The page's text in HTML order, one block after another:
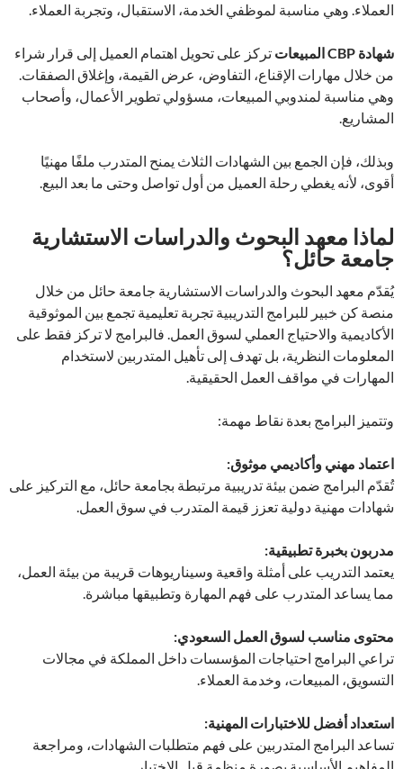
العملاء. وهي مناسبة لموظفي الخدمة، الاستقبال، وتجربة العملاء.
شهادة CBP المبيعات
تركز على تحويل اهتمام العميل إلى قرار شراء
من خلال مهارات الإقناع، التفاوض، عرض القيمة، وإغلاق الصفقات.
وهي مناسبة لمندوبي المبيعات، مسؤولي تطوير الأعمال، وأصحاب
المشاريع.
وبذلك، فإن الجمع بين الشهادات الثلاث يمنح المتدرب ملفًا مهنيًا
أقوى، لأنه يغطي رحلة العميل من أول تواصل وحتى ما بعد البيع.
لماذا معهد البحوث والدراسات الاستشارية
جامعة حائل؟
يُقدّم معهد البحوث والدراسات الاستشارية جامعة حائل من خلال
منصة كن خبير للبرامج التدريبية تجربة تعليمية تجمع بين الموثوقية
الأكاديمية والاحتياج العملي لسوق العمل. فالبرامج لا تركز فقط على
المعلومات النظرية، بل تهدف إلى تأهيل المتدربين لاستخدام
المهارات في مواقف العمل الحقيقية.
وتتميز البرامج بعدة نقاط مهمة:
اعتماد مهني وأكاديمي موثوق:
تُقدّم البرامج ضمن بيئة تدريبية مرتبطة بجامعة حائل، مع التركيز على
شهادات مهنية دولية تعزز قيمة المتدرب في سوق العمل.
مدربون بخبرة تطبيقية:
يعتمد التدريب على أمثلة واقعية وسيناريوهات قريبة من بيئة العمل،
مما يساعد المتدرب على فهم المهارة وتطبيقها مباشرة.
محتوى مناسب لسوق العمل السعودي:
تراعي البرامج احتياجات المؤسسات داخل المملكة في مجالات
التسويق، المبيعات، وخدمة العملاء.
استعداد أفضل للاختبارات المهنية:
تساعد البرامج المتدربين على فهم متطلبات الشهادات، ومراجعة